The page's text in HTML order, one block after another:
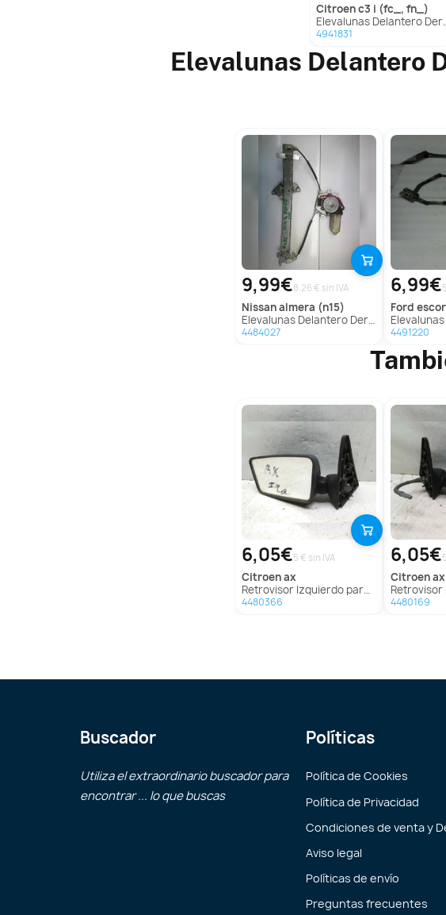
citroenc3 i (fc_, fn_)
Elevalunas Delantero Derecho para Citroën C3 I (Fc_, Fn_)
4941831
Elevalunas Delantero
9,99€8.26 € sin IVA
nissanalmera (n15)
Elevalunas Delantero Derecho para Nissan Almera (N15)
4484027
6,99€
ford
Elevalunas
4491220
6,05€5 € sin IVA
citroenax
Retrovisor Izquierdo para Citroën Ax
4480366
6,05€
citroenax
Retrovisor
4480169
Buscador
Utiliza el extraordinario buscador para
encontrar ... lo que buscas
Políticas
Política de Cookies
Política de Privacidad
Condiciones de venta y
Aviso legal
Políticas de envío
Preguntas frecuentes